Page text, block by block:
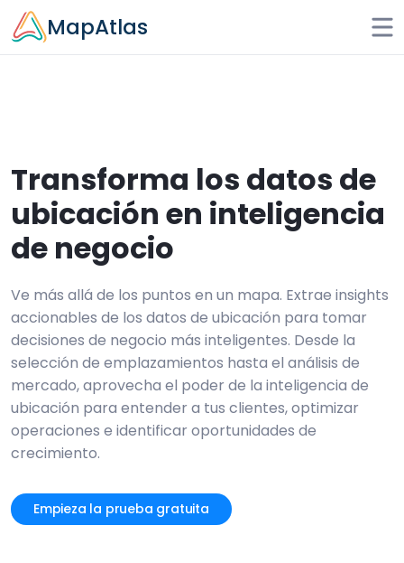
Skip to main content
MapAtlas
Transforma los datos de
ubicación en inteligencia
de negocio
Ve más allá de los puntos en un mapa. Extrae insights
accionables de los datos de ubicación para tomar
decisiones de negocio más inteligentes. Desde la
selección de emplazamientos hasta el análisis de
mercado, aprovecha el poder de la inteligencia de
ubicación para entender a tus clientes, optimizar
operaciones e identificar oportunidades de
crecimiento.
Empieza la prueba gratuita